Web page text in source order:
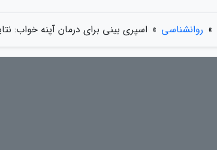
» روانشناسی » اسپری بینی برای درمان آپنه خواب: